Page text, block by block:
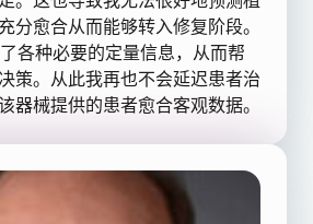
分愈合从而能够转入修复阶段。
各种必要的定量信息，从而帮
策。从此我再也不会延迟患者治
器械提供的患者愈合客观数据。